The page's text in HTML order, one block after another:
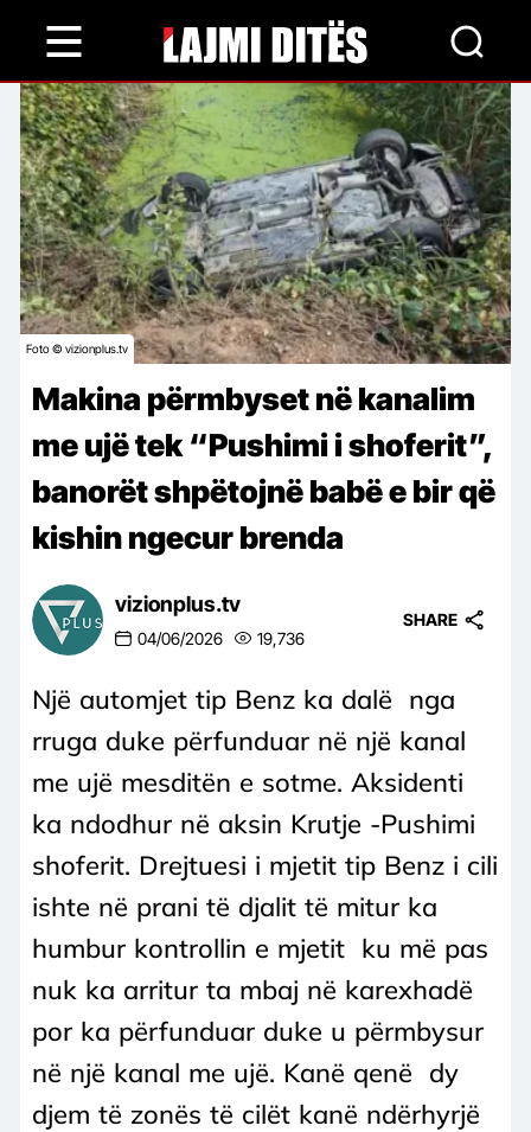
content
Foto © vizionplus.tv
Makina përmbyset në kanalim
me ujë tek “Pushimi i shoferit”,
banorët shpëtojnë babë e bir që
kishin ngecur brenda
vizionplus.tv
04/06/2026 19,736
SHARE
Një automjet tip Benz ka dalë nga
rruga duke përfunduar në një kanal
me ujë mesditën e sotme. Aksidenti
ka ndodhur në aksin Krutje -Pushimi
shoferit. Drejtuesi i mjetit tip Benz i cili
ishte në prani të djalit të mitur ka
humbur kontrollin e mjetit ku më pas
nuk ka arritur ta mbaj në karexhadë
por ka përfunduar duke u përmbysur
në një kanal me ujë. Kanë qenë dy
djem të zonës të cilët kanë ndërhyrjë